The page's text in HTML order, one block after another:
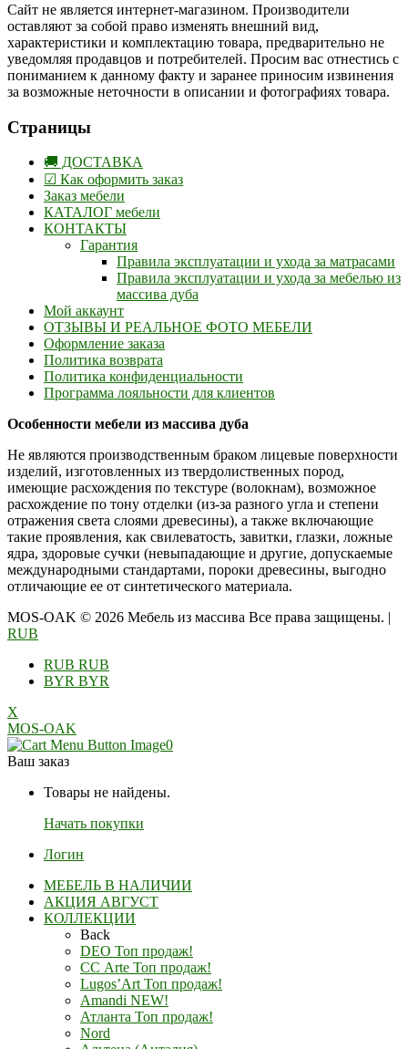
Сайт не является интернет-магазином. Производители
оставляют за собой право изменять внешний вид,
характеристики и комплектацию товара, предварительно не
уведомляя продавцов и потребителей. Просим вас отнестись с
пониманием к данному факту и заранее приносим извинения
за возможные неточности в описании и фотографиях товара.
Страницы
🚚 ДОСТАВКА
☑ Как оформить заказ
Заказ мебели
КАТАЛОГ мебели
КОНТАКТЫ
Гарантия
Правила эксплуатации и ухода за матрасами
Правила эксплуатации и ухода за мебелью из
массива дуба
Мой аккаунт
ОТЗЫВЫ И РЕАЛЬНОЕ ФОТО МЕБЕЛИ
Оформление заказа
Политика возврата
Политика конфиденциальности
Программа лояльности для клиентов
Особенности мебели из массива дуба
Не являются производственным браком лицевые поверхности
изделий, изготовленных из твердолиственных пород,
имеющие расхождения по текстуре (волокнам), возможное
расхождение по тону отделки (из-за разного угла и степени
отражения света слоями древесины), а также включающие
такие проявления, как свилеватость, завитки, глазки, ложные
ядра, здоровые сучки (невыпадающие и другие, допускаемые
международными стандартами, пороки древесины, выгодно
отличающие ее от синтетического материала.
MOS-OAK © 2026 Мебель из массива Все права защищены. |
RUB
RUB RUB
BYR BYR
X
MOS-OAK
0
Ваш заказ
Товары не найдены.
Начать покупки
Логин
МЕБЕЛЬ В НАЛИЧИИ
АКЦИЯ АВГУСТ
КОЛЛЕКЦИИ
Back
DEO Топ продаж!
СС Arte Топ продаж!
Lugos’Art Топ продаж!
Amandi NEW!
Атланта Топ продаж!
Nord